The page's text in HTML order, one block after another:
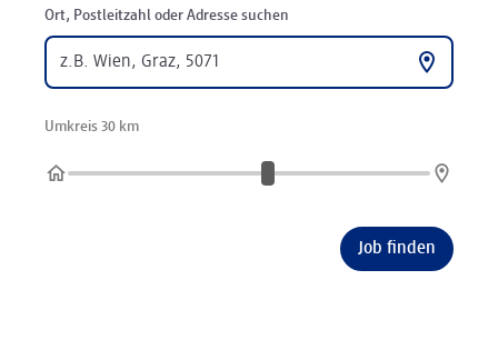
Ort, Postleitzahl oder Adresse suchen
Umkreis 30 km
Job finden